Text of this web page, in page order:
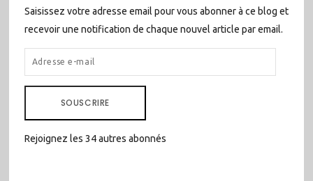
Saisissez votre adresse email pour vous abonner à ce blog et
recevoir une notification de chaque nouvel article par email.
ADRESSE
E-
SOUSCRIRE
Rejoignez les 34 autres abonnés